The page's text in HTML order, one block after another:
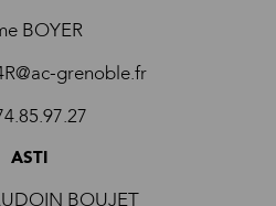
BOYER
grenoble.fr
ASTI
BOUJET